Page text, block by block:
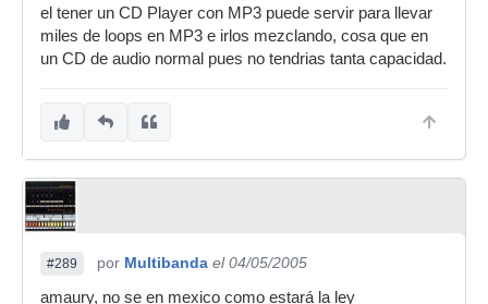
el tener un CD Player con MP3 puede servir para llevar
miles de loops en MP3 e irlos mezclando, cosa que en
un CD de audio normal pues no tendrias tanta capacidad.
#289 por Multibanda el 04/05/2005
amaury, no se en mexico como estará la ley